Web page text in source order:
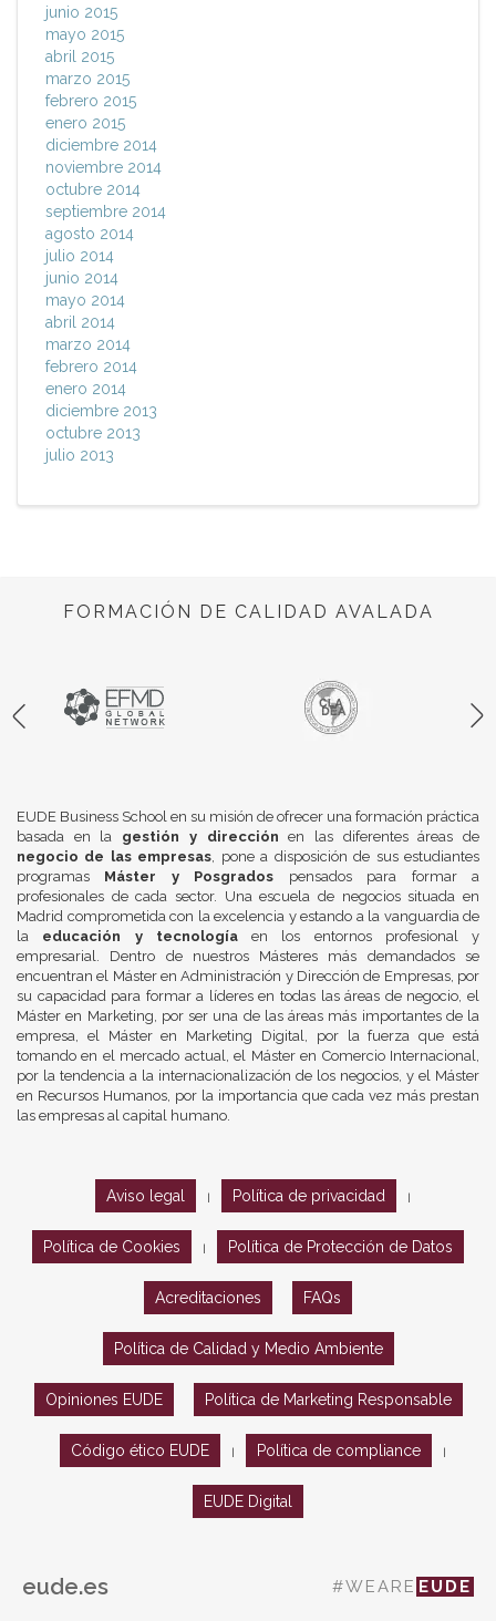
junio 2015
mayo 2015
abril 2015
marzo 2015
febrero 2015
enero 2015
diciembre 2014
noviembre 2014
octubre 2014
septiembre 2014
agosto 2014
julio 2014
junio 2014
mayo 2014
abril 2014
marzo 2014
febrero 2014
enero 2014
diciembre 2013
octubre 2013
julio 2013
FORMACIÓN DE CALIDAD AVALADA
EUDE Business School en su misión de ofrecer una formación práctica
basada en la gestión y dirección en las diferentes áreas de
negocio de las empresas, pone a disposición de sus estudiantes
programas Máster y Posgrados pensados para formar a
profesionales de cada sector. Una escuela de negocios situada en
Madrid comprometida con la excelencia y estando a la vanguardia de
la educación y tecnologíaen los entornos profesional y
empresarial. Dentro de nuestros Másteres más demandados se
encuentran el Máster en Administración y Dirección de Empresas, por
su capacidad para formar a líderes en todas las áreas de negocio, el
Máster en Marketing, por ser una de las áreas más importantes de la
empresa, el Máster en Marketing Digital, por la fuerza que está
tomando en el mercado actual, el Máster en Comercio Internacional,
por la tendencia a la internacionalización de los negocios, y el Máster
en Recursos Humanos, por la importancia que cada vez más prestan
las empresas al capital humano.
Aviso legal Política de privacidad
Política de Cookies Política de Protección de Datos
Acreditaciones FAQs
Política de Calidad y Medio Ambiente
Opiniones EUDE Política de Marketing Responsable
Código ético EUDE Política de compliance
EUDE Digital
eude.es #WEARE EUDE